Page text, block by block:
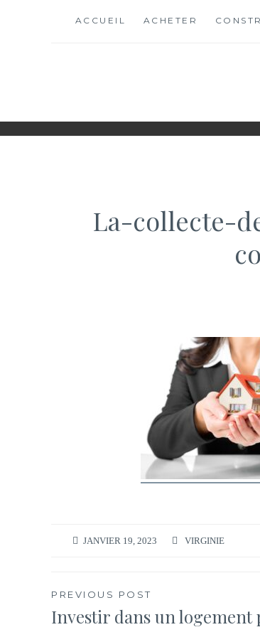
ACCUEIL ACHETER
SITE CONSACRÉ À L'IMMOBILIER ET À
La-collecte-
JANVIER 19, 2023 VIRGINIE
Navigation
PREVIOUS POST
Investir dans un logement